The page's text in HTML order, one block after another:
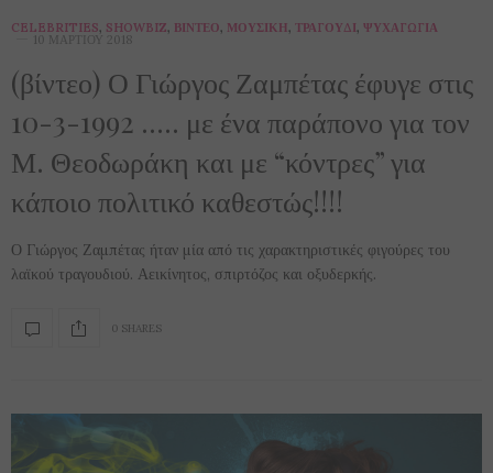
CELEBRITIES, SHOWBIZ, ΒΊΝΤΕΟ, ΜΟΥΣΙΚΉ, ΤΡΑΓΟΎΔΙ, ΨΥΧΑΓΩΓΊΑ
10 ΜΑΡΤΊΟΥ 2018
(βίντεο) Ο Γιώργος Ζαμπέτας έφυγε στις
10-3-1992 ….. με ένα παράπονο για τον
Μ. Θεοδωράκη και με “κόντρες” για
κάποιο πολιτικό καθεστώς!!!!
Ο Γιώργος Ζαμπέτας ήταν μία από τις χαρακτηριστικές φιγούρες του
λαϊκού τραγουδιού. Αεικίνητος, σπιρτόζος και οξυδερκής.
0 SHARES